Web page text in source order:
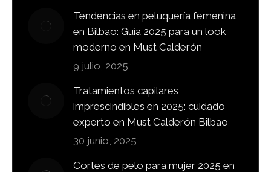
Tendencias en peluquería femenina
en Bilbao: Guía 2025 para un look
moderno en Must Calderón
9 julio, 2025
Tratamientos capilares
imprescindibles en 2025: cuidado
experto en Must Calderón Bilbao
30 junio, 2025
Cortes de pelo para mujer 2025 en